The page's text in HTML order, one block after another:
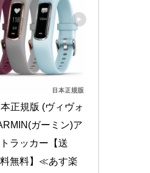
正規版 (ヴィヴォ
ガーミン)ア
ラッカー【送
無料】≪あす楽